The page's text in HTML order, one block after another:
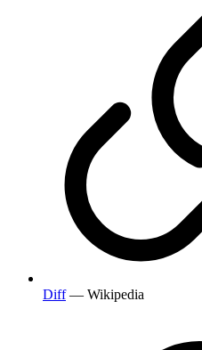
Diff — Wikipedia